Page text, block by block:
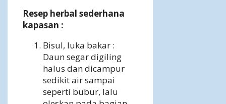
Resep herbal sederhana
kapasan :
Bisul, luka bakar :
Daun segar digiling
halus dan dicampur
sedikit air sampai
seperti bubur, lalu